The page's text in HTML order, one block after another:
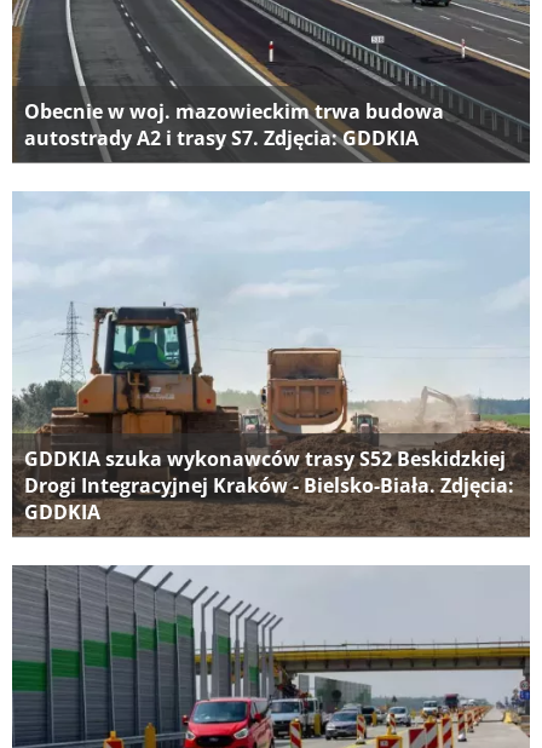
Obecnie w woj. mazowieckim trwa budowa
autostrady A2 i trasy S7. Zdjęcia: GDDKIA
GDDKIA szuka wykonawców trasy S52 Beskidzkiej
Drogi Integracyjnej Kraków - Bielsko-Biała. Zdjęcia:
GDDKIA